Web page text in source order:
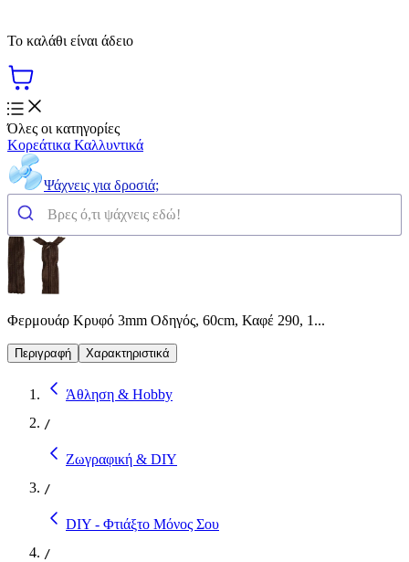
Το καλάθι είναι άδειο
Όλες οι κατηγορίες
Κορεάτικα Καλλυντικά
Ψάχνεις για δροσιά;
Φερμουάρ Κρυφό 3mm Οδηγός, 60cm, Καφέ 290, 1...
Περιγραφή Χαρακτηριστικά
Άθληση & Hobby
/
Ζωγραφική & DIY
/
DIY - Φτιάξτο Μόνος Σου
/